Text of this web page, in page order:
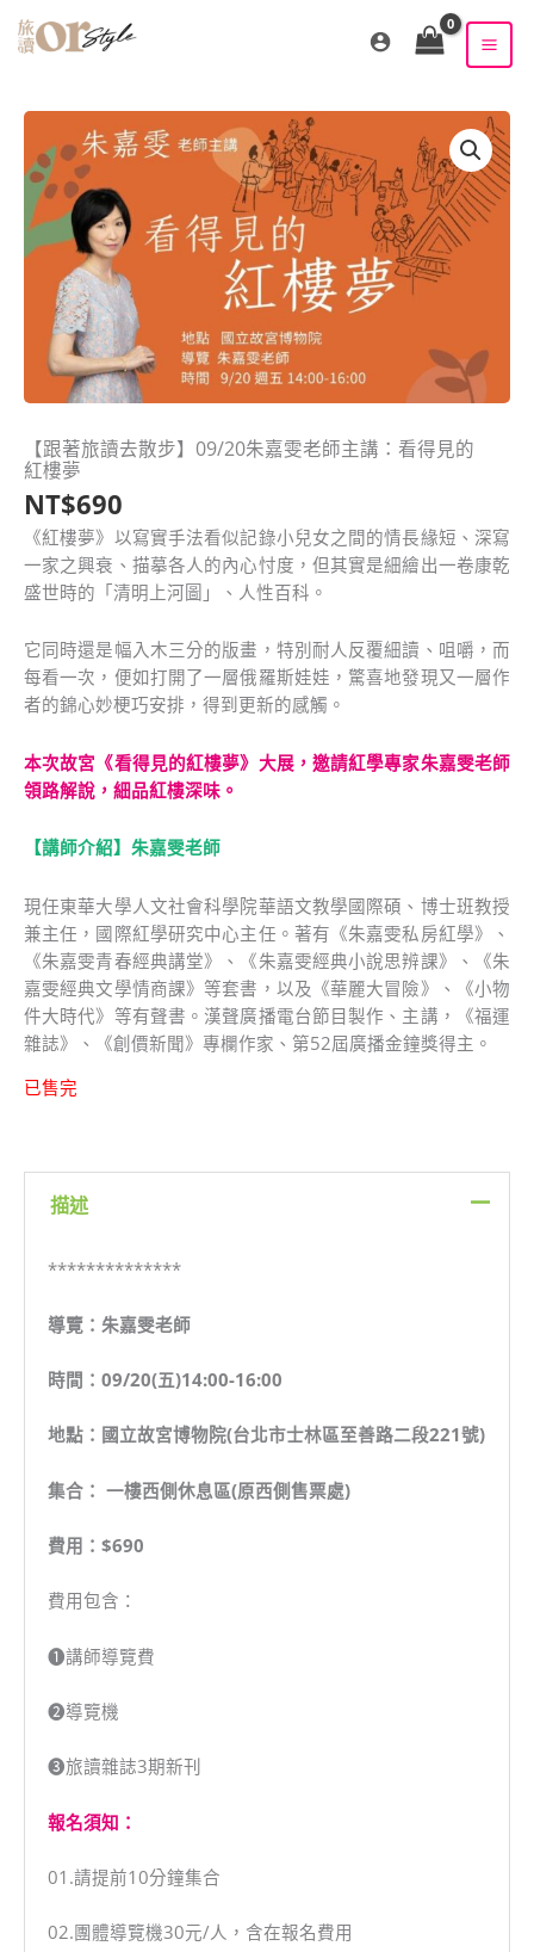
【跟著旅讀去散步】09/20朱嘉雯老師主講：看得見的
紅樓夢
NT$690
《紅樓夢》以寫實手法看似記錄小兒女之間的情長緣短、深寫
一家之興衰、描摹各人的內心忖度，但其實是細繪出一卷康乾
盛世時的「清明上河圖」、人性百科。
它同時還是幅入木三分的版畫，特別耐人反覆細讀、咀嚼，而
每看一次，便如打開了一層俄羅斯娃娃，驚喜地發現又一層作
者的錦心妙梗巧安排，得到更新的感觸。
本次故宮《看得見的紅樓夢》大展，邀請紅學專家朱嘉雯老師
領路解說，細品紅樓深味。
【講師介紹】朱嘉雯老師
現任東華大學人文社會科學院華語文教學國際碩、博士班教授
兼主任，國際紅學研究中心主任。著有《朱嘉雯私房紅學》、
《朱嘉雯青春經典講堂》、《朱嘉雯經典小說思辨課》、《朱
嘉雯經典文學情商課》等套書，以及《華麗大冒險》、《小物
件大時代》等有聲書。漢聲廣播電台節目製作、主講，《福運
雜誌》、《創價新聞》專欄作家、第52屆廣播金鐘獎得主。
已售完
描述
**************
導覽：朱嘉雯老師
時間：09/20(五)14:00-16:00
地點：國立故宮博物院(台北市士林區至善路二段221號)
集合： 一樓西側休息區(原西側售票處)
費用：$690
費用包含：
➊講師導覽費
➋導覽機
➌旅讀雜誌3期新刊
報名須知：
01.請提前10分鐘集合
02.團體導覽機30元/人，含在報名費用